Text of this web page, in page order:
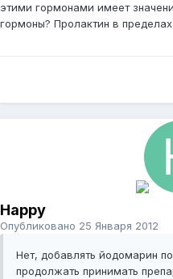
этими гормонами имеет
гормоны? Пролактин в
Happy
Опубликовано 25 Января 2012
Нет, добавлять йодомарин
продолжать принимать